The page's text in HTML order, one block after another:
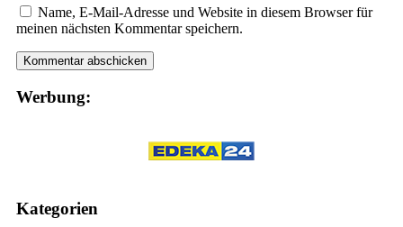
Name, E-Mail-Adresse und Website in diesem Browser für
meinen nächsten Kommentar speichern.
Werbung:
Kategorien